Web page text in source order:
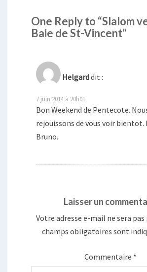
One Reply to “Slalom
Baie de St-Vincent”
Helgarddit :
7 juin 2014 à 20h01
Bon Weekend de Pentecote.
rejouissons de vous voir bientot.
Bruno.
Laisser un
Votre adresse e-mail ne sera pas
champs obligatoires sont
Commentaire *